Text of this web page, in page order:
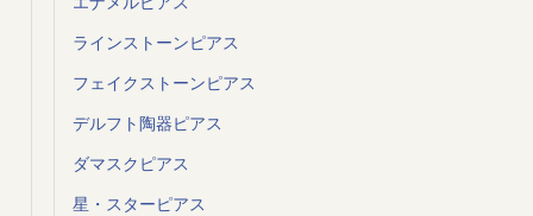
ラインストーンピアス
フェイクストーンピアス
デルフト陶器ピアス
ダマスクピアス
星・スターピアス